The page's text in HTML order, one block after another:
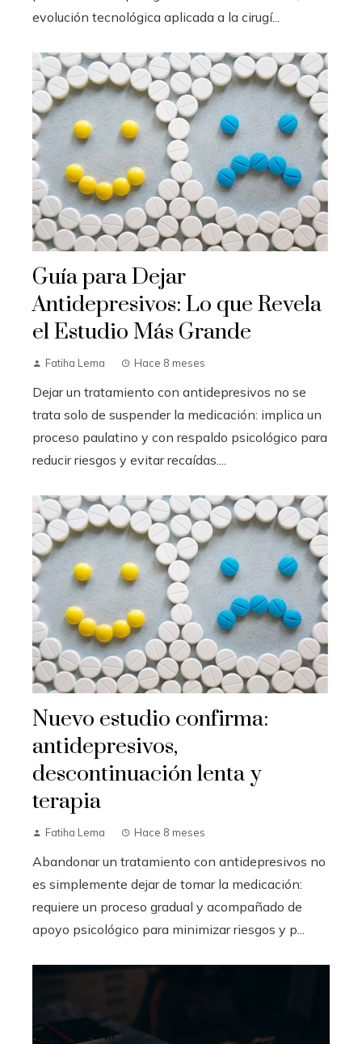
evolución tecnológica aplicada a la cirugí...
Guía para Dejar
Antidepresivos: Lo que Revela
el Estudio Más Grande
Fatiha Lema Hace 8 meses
Dejar un tratamiento con antidepresivos no se
trata solo de suspender la medicación: implica un
proceso paulatino y con respaldo psicológico para
reducir riesgos y evitar recaídas....
Nuevo estudio confirma:
antidepresivos,
descontinuación lenta y
terapia
Fatiha Lema Hace 8 meses
Abandonar un tratamiento con antidepresivos no
es simplemente dejar de tomar la medicación:
requiere un proceso gradual y acompañado de
apoyo psicológico para minimizar riesgos y p...